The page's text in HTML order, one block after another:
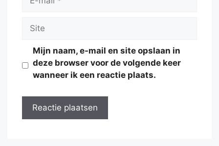
Site
Mijn naam, e-mail en site opslaan in
deze browser voor de volgende keer
wanneer ik een reactie plaats.